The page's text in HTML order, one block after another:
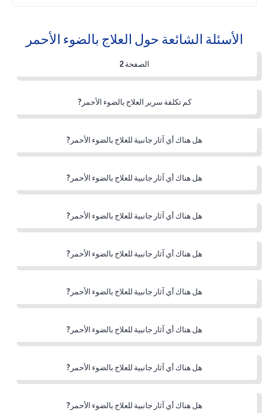
الأسئلة الشائعة حول العلاج بالضوء الأحمر
الصفحة 2
كم تكلفة سرير العلاج بالضوء الأحمر?
هل هناك أي آثار جانبية للعلاج بالضوء الأحمر?
هل هناك أي آثار جانبية للعلاج بالضوء الأحمر?
هل هناك أي آثار جانبية للعلاج بالضوء الأحمر?
هل هناك أي آثار جانبية للعلاج بالضوء الأحمر?
هل هناك أي آثار جانبية للعلاج بالضوء الأحمر?
هل هناك أي آثار جانبية للعلاج بالضوء الأحمر?
هل هناك أي آثار جانبية للعلاج بالضوء الأحمر?
هل هناك أي آثار جانبية للعلاج بالضوء الأحمر?